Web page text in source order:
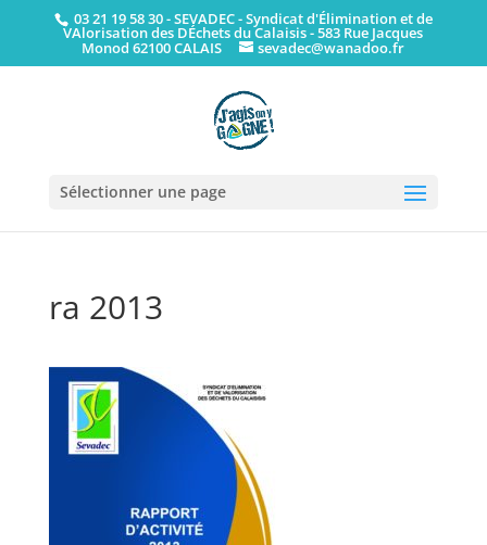
03 21 19 58 30- SEVADEC - Syndicat d'Élimination et de
VAlorisation des DÉchets du Calaisis - 583 Rue Jacques
Monod 62100 CALAIS sevadec@wanadoo.fr
Sélectionner une page
ra 2013